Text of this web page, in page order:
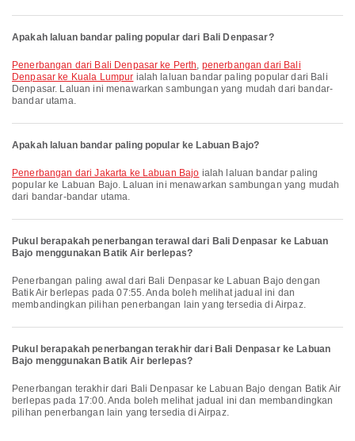
Apakah laluan bandar paling popular dari Bali Denpasar?
penerbangan dari Bali Denpasar ke Perth, penerbangan dari Bali
Denpasar ke Kuala Lumpur ialah laluan bandar paling popular dari Bali
Denpasar. Laluan ini menawarkan sambungan yang mudah dari bandar-
bandar utama.
Apakah laluan bandar paling popular ke Labuan Bajo?
penerbangan dari Jakarta ke Labuan Bajo ialah laluan bandar paling
popular ke Labuan Bajo. Laluan ini menawarkan sambungan yang mudah
dari bandar-bandar utama.
Pukul berapakah penerbangan terawal dari Bali Denpasar ke Labuan
Bajo menggunakan Batik Air berlepas?
Penerbangan paling awal dari Bali Denpasar ke Labuan Bajo dengan
Batik Air berlepas pada 07:55. Anda boleh melihat jadual ini dan
membandingkan pilihan penerbangan lain yang tersedia di Airpaz.
Pukul berapakah penerbangan terakhir dari Bali Denpasar ke Labuan
Bajo menggunakan Batik Air berlepas?
Penerbangan terakhir dari Bali Denpasar ke Labuan Bajo dengan Batik Air
berlepas pada 17:00. Anda boleh melihat jadual ini dan membandingkan
pilihan penerbangan lain yang tersedia di Airpaz.